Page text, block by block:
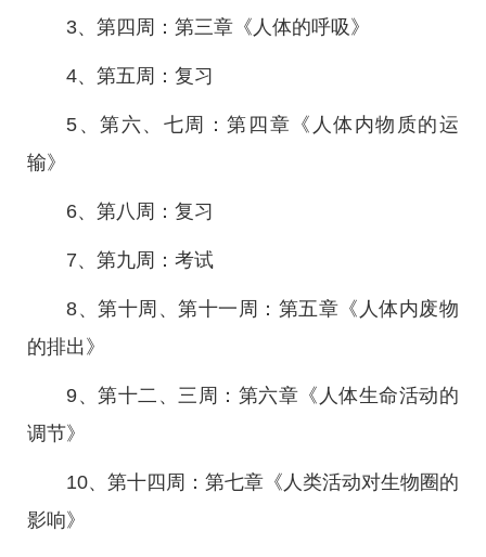
3、第四周：第三章《人体的呼吸》
4、第五周：复习
5、第六、七周：第四章《人体内物质的运
输》
6、第八周：复习
7、第九周：考试
8、第十周、第十一周：第五章《人体内废物
的排出》
9、第十二、三周：第六章《人体生命活动的
调节》
10、第十四周：第七章《人类活动对生物圈的
影响》